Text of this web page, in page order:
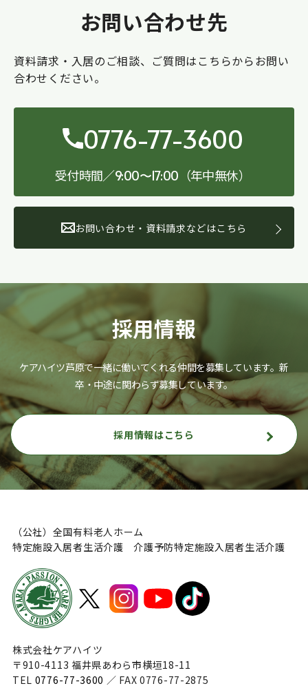
お問い合わせ先
資料請求・入居のご相談、ご質問はこちらからお問い
合わせください。
0776-77-3600
受付時間／9:00〜17:00 （年中無休）
お問い合わせ・資料請求などはこちら
採用情報
ケアハイツ芦原で一緒に働いてくれる仲間を募集しています。新
卒・中途に関わらず募集しています。
採用情報はこちら
（公社）全国有料老人ホーム
特定施設入居者生活介護 介護予防特定施設入居者生活介護
株式会社ケアハイツ
〒910-4113 福井県あわら市横垣18-11
TEL 0776-77-3600 ／ FAX 0776-77-2875